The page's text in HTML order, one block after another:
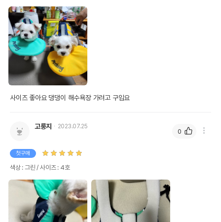
사이즈 좋아요 댕댕이 해수욕장 가려고 구입요
고룽지 2023.07.25
첫구매
색상 : 그린 / 사이즈 : 4호
0